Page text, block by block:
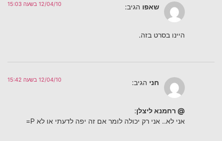
שאפו הגיב: 12/04/10 בשעה 15:03
היינו בסרט בזה.
חני הגיב: 12/04/10 בשעה 15:42
@ רחמנא ליצלן:
אני לא.. אני רק יכולה לומר אם זה יפה לדעתי או לא P=